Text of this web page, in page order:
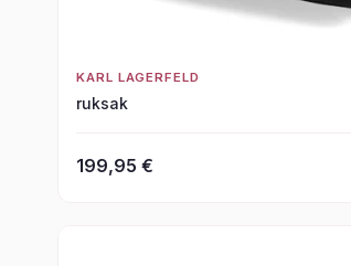
KARL LAGERFELD
ruksak
199,95 €